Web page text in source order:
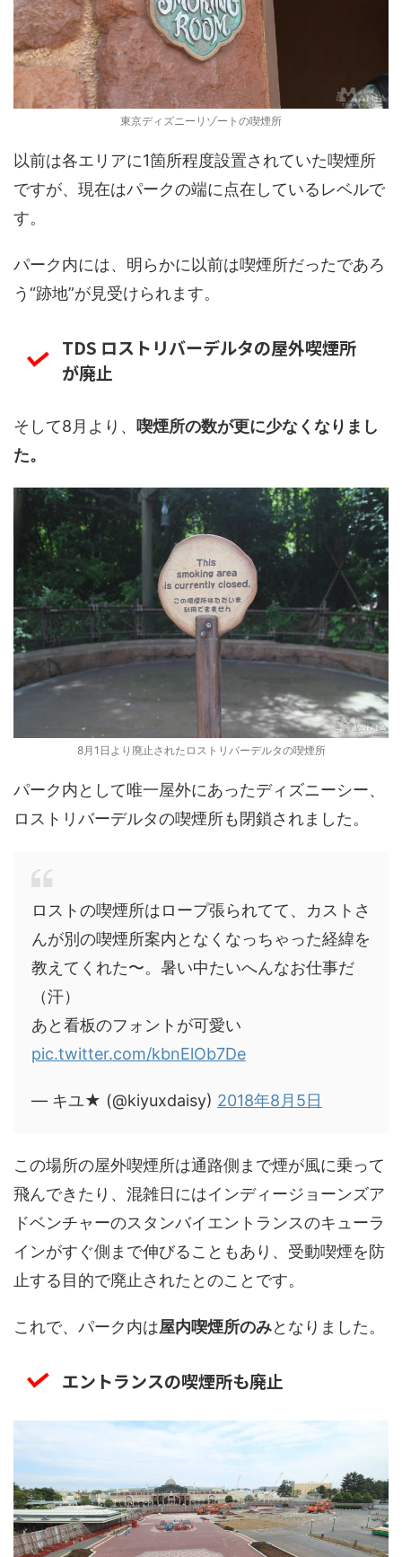
東京ディズニーリゾートの喫煙所
以前は各エリアに1箇所程度設置されていた喫煙所
ですが、現在はパークの端に点在しているレベルで
す。
パーク内には、明らかに以前は喫煙所だったであろ
う“跡地”が見受けられます。
TDS ロストリバーデルタの屋外喫煙所
が廃止
そして8月より、 喫煙所の数が更に少なくなりまし
た。
8月1日より廃止されたロストリバーデルタの喫煙所
パーク内として唯一屋外にあったディズニーシー、
ロストリバーデルタの喫煙所も閉鎖されました。
ロストの喫煙所はロープ張られてて、カストさ
んが別の喫煙所案内となくなっちゃった経緯を
教えてくれた〜。暑い中たいへんなお仕事だ
（汗）
あと看板のフォントが可愛い
pic.twitter.com/kbnElOb7De
— キユ★ (@kiyuxdaisy) 2018年8月5日
この場所の屋外喫煙所は通路側まで煙が風に乗って
飛んできたり、混雑日にはインディージョーンズア
ドベンチャーのスタンバイエントランスのキューラ
インがすぐ側まで伸びることもあり、受動喫煙を防
止する目的で廃止されたとのことです。
これで、パーク内は屋内喫煙所のみとなりました。
エントランスの喫煙所も廃止